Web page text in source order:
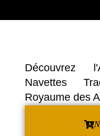
Découvrez
Navettes
Royaume des